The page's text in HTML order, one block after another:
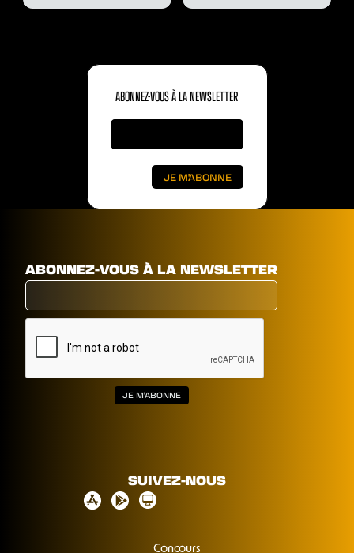
ABONNEZ-VOUS À LA NEWSLETTER
ABONNEZ-VOUS À LA NEWSLETTER
SUIVEZ-NOUS
Concours